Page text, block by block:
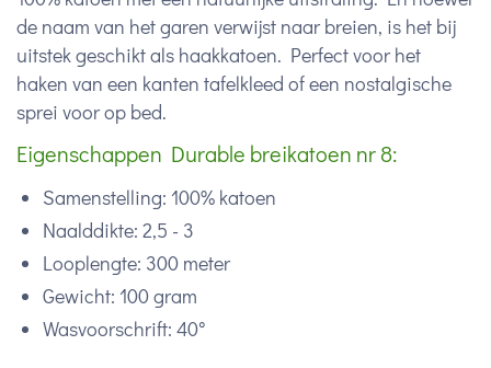
de naam van het garen verwijst naar breien, is het bij
uitstek geschikt als haakkatoen. Perfect voor het
haken van een kanten tafelkleed of een nostalgische
sprei voor op bed.
Eigenschappen Durable breikatoen nr 8:
Samenstelling: 100% katoen
Naalddikte: 2,5 - 3
Looplengte: 300 meter
Gewicht: 100 gram
Wasvoorschrift: 40°